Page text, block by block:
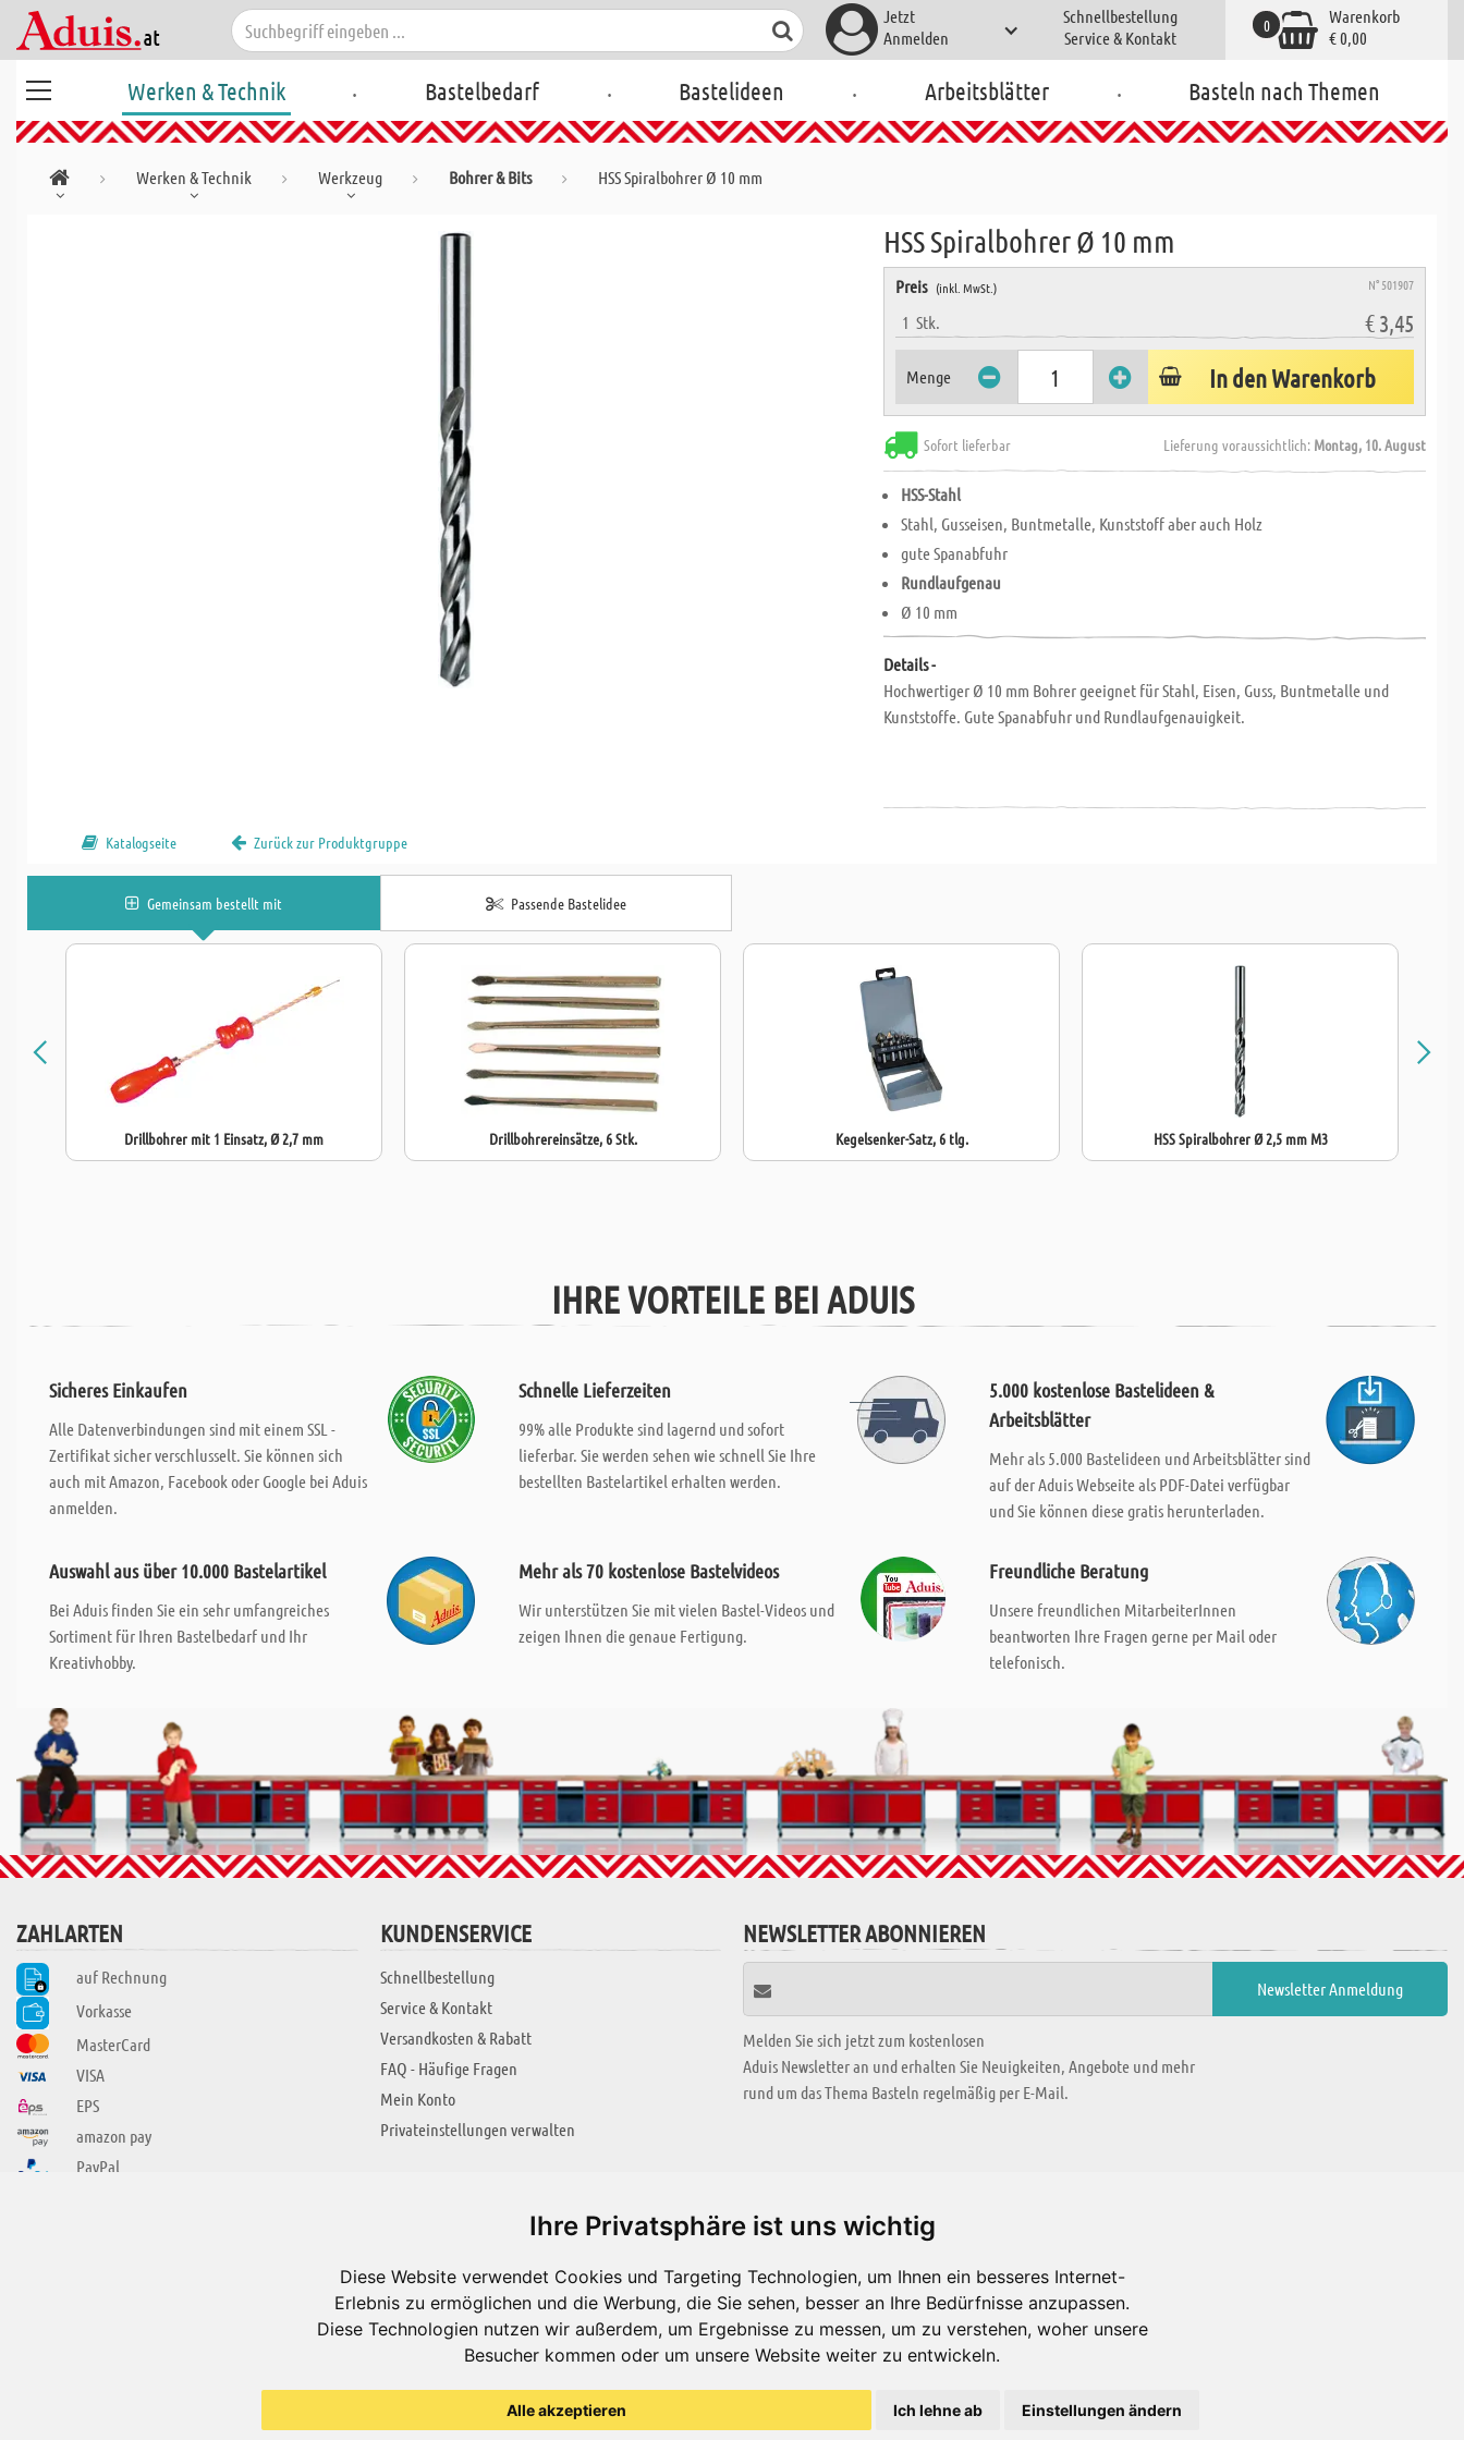
Ihre Privatsphäre ist uns wichtig
Diese Website verwendet Cookies und Targeting Technologien, um Ihnen ein besseres Internet-
Erlebnis zu ermöglichen und die Werbung, die Sie sehen, besser an Ihre Bedürfnisse anzupassen.
Diese Technologien nutzen wir außerdem, um Ergebnisse zu messen, um zu verstehen, woher unsere
Besucher kommen oder um unsere Website weiter zu entwickeln.
Alle akzeptieren Ich lehne ab Einstellungen ändern
Jetzt
Anmelden
Schnellbestellung
Service & Kontakt
Warenkorb
€ 0,00
0
Werken & Technik . Bastelbedarf . Bastelideen . Arbeitsblätter . Basteln nach Themen
Werken & Technik Werkzeug Bohrer & Bits HSS Spiralbohrer Ø 10 mm
HSS Spiralbohrer Ø 10 mm
Preis (inkl. MwSt.) N° 501907
1Stk. € 3,45
Menge In den Warenkorb
Sofort lieferbar Lieferung voraussichtlich: Montag, 10. August
HSS-Stahl
Stahl, Gusseisen, Buntmetalle, Kunststoff aber auch Holz
gute Spanabfuhr
Rundlaufgenau
Ø 10 mm
Details -
Hochwertiger Ø 10 mm Bohrer geeignet für Stahl, Eisen, Guss, Buntmetalle und
Kunststoffe. Gute Spanabfuhr und Rundlaufgenauigkeit.
Katalogseite Zurück zur Produktgruppe
Gemeinsam bestellt mit Passende Bastelidee
Drillbohrer mit 1 Einsatz, Ø 2,7 mm Drillbohrereinsätze, 6 Stk. Kegelsenker-Satz, 6 tlg. HSS Spiralbohrer Ø 2,5 mm M3
IHRE VORTEILE BEI ADUIS
Sicheres Einkaufen
Alle Datenverbindungen sind mit einem SSL -
Zertifikat sicher verschlusselt. Sie können sich
auch mit Amazon, Facebook oder Google bei Aduis
anmelden.
Schnelle Lieferzeiten
99% alle Produkte sind lagernd und sofort
lieferbar. Sie werden sehen wie schnell Sie Ihre
bestellten Bastelartikel erhalten werden.
5.000 kostenlose Bastelideen &
Arbeitsblätter
Mehr als 5.000 Bastelideen und Arbeitsblätter sind
auf der Aduis Webseite als PDF-Datei verfügbar
und Sie können diese gratis herunterladen.
Auswahl aus über 10.000 Bastelartikel
Bei Aduis finden Sie ein sehr umfangreiches
Sortiment für Ihren Bastelbedarf und Ihr
Kreativhobby.
Mehr als 70 kostenlose Bastelvideos
Wir unterstützen Sie mit vielen Bastel-Videos und
zeigen Ihnen die genaue Fertigung.
Freundliche Beratung
Unsere freundlichen MitarbeiterInnen
beantworten Ihre Fragen gerne per Mail oder
telefonisch.
ZAHLARTEN
auf Rechnung
Vorkasse
MasterCard
VISA
EPS
amazon pay
PayPal
KUNDENSERVICE
Schnellbestellung
Service & Kontakt
Versandkosten & Rabatt
FAQ - Häufige Fragen
Mein Konto
Privateinstellungen verwalten
NEWSLETTER ABONNIEREN
Melden Sie sich jetzt zum kostenlosen
Aduis Newsletter an und erhalten Sie Neuigkeiten, Angebote und mehr
rund um das Thema Basteln regelmäßig per E-Mail.
Jobs
Impressum
Datenschutzerklärung
KREATIV ZONE
Alle Videos
Bastelideen
Arbeitsblätter
Es gibt uns auch in